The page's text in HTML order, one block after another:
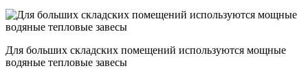
Для больших складских помещений используются мощные
водяные тепловые завесы